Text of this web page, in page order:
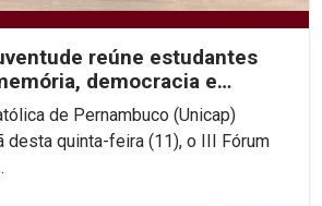
reúne estudantes
democracia e
na...
de Pernambuco (Unicap)
desta quinta-feira (11), o III Fórum